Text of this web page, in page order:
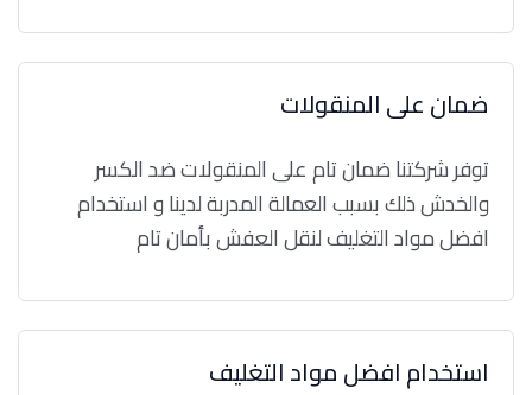
ضمان على المنقولات
توفر شركتنا ضمان تام على المنقولات ضد الكسر
والخدش ذلك بسبب العمالة المدربة لدينا و استخدام
افضل مواد التغليف لنقل العفش بأمان تام
استخدام افضل مواد التغليف